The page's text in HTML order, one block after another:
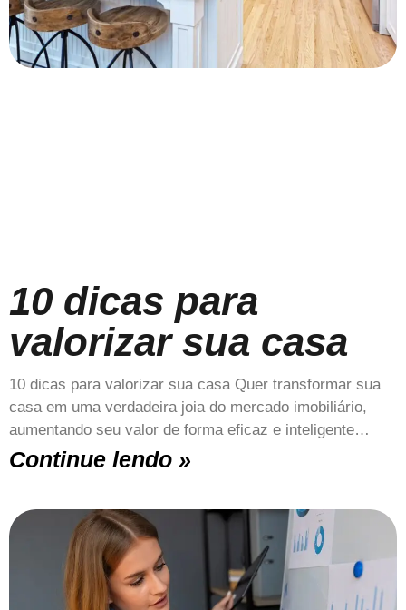
10 dicas para
valorizar sua casa
10 dicas para valorizar sua casa Quer transformar sua
casa em uma verdadeira joia do mercado imobiliário,
aumentando seu valor de forma eficaz e inteligente…
Continue lendo »